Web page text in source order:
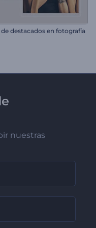
de destacados en fotografía
nuestras